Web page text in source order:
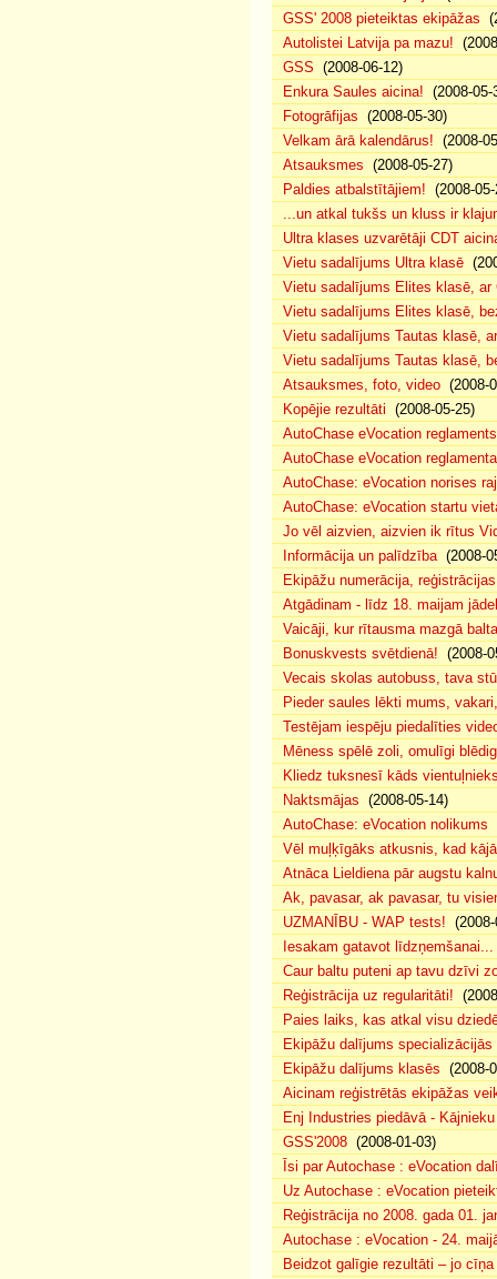
GSS' 2008 pieteiktas ekipāžas
Autolistei Latvija pa mazu!
GSS (2008-06-12)
Enkura Saules aicina! (2008-05-
Fotogrāfijas (2008-05-30)
Velkam ārā kalendārus! (2008-
Atsauksmes (2008-05-27)
Paldies atbalstītājiem! (2008-
...un atkal tukšs un kluss ir
Ultra klases uzvarētāji CDT
Vietu sadalījums Ultra klasē
Vietu sadalījums Elites klasē, ar
Vietu sadalījums Elites klasē,
Vietu sadalījums Tautas klasē,
Vietu sadalījums Tautas klasē,
Atsauksmes, foto, video (2008-
Kopējie rezultāti (2008-05-25)
AutoChase eVocation reglaments
AutoChase eVocation
AutoChase: eVocation norises
AutoChase: eVocation startu
Jo vēl aizvien, aizvien ik rītus
Informācija un palīdzība(2008-
Ekipāžu numerācija,
Atgādinam - līdz 18. maijam
Vaicāji, kur rītausma mazgā
Bonuskvests svētdienā! (2008-
Vecais skolas autobuss, tava
Pieder saules lēkti mums,
Testējam iespēju piedalīties
Mēness spēlē zoli, omulīgi
Kliedz tuksnesī kāds
Naktsmājas (2008-05-14)
AutoChase: eVocation nolikums
Vēl muļķīgāks atkusnis, kad
Atnāca Lieldiena pār augstu
Ak, pavasar, ak pavasar, tu
UZMANĪBU - WAP tests!
Iesakam gatavot līdzņemšanai...
Caur baltu puteni ap tavu dzīvi
Reģistrācija uz regularitāti!
Paies laiks, kas atkal visu
Ekipāžu dalījums specializācijās
Ekipāžu dalījums klasēs (2008-
Aicinam reģistrētās ekipāžas
Enj Industries piedāvā -
GSS'2008 (2008-01-03)
Īsi par Autochase : eVocation
Uz Autochase : eVocation
Reģistrācija no 2008. gada 01.
Autochase : eVocation - 24.
Beidzot galīgie rezultāti – jo